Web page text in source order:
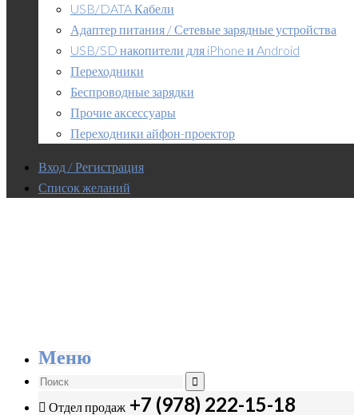
USB/DATA Кабели
Адаптер питания / Сетевые зарядные устройства
USB/SD накопители для iPhone и Android
Переходники
Беспроводные зарядки
Прочие аксессуары
Переходники айфон-проектор
Вход / Регистрация
Список желаний
Меню
Отдел продаж +7 (978) 222-15-18